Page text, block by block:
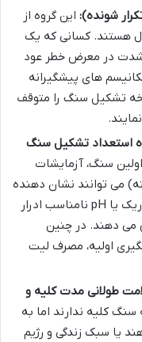
شونده): این گروه از
هستند. کسانی که یک
شدت در معرض خطر عود
های پیشگیرانه
تشکیل سنگ را متوقف
استعداد تشکیل سنگ
سنگ، آزمایشات
آزمایش ادرار ۲۴ ساعته) می توانند نشان دهنده
سطوح بالای اگزالات، کلسیم، اسید اوریک یا pH نامناسب ادرار
می دهند. در چنین
اولیه، مصرف لیت
طولانی مدت کلیه و
کلیه ندارند اما به
یا سبک زندگی و رژیم